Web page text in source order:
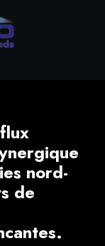
nord-
de